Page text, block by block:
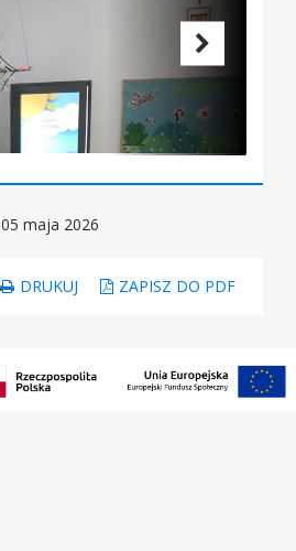
05 maja 2026
DRUKUJ ZAPISZ DO PDF